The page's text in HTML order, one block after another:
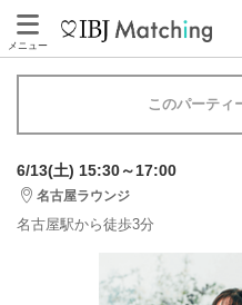
メニュー
このパーティ
6/13(土) 15:30～17:00
名古屋ラウンジ
名古屋駅から徒歩3分